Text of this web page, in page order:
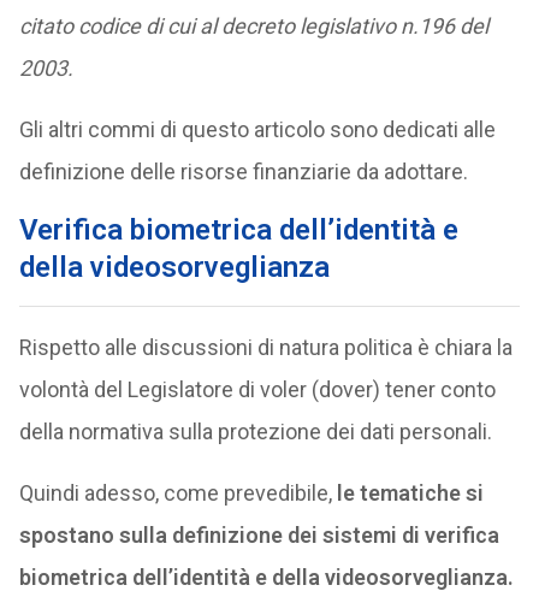
citato codice di cui al decreto legislativo n.196 del
2003.
Gli altri commi di questo articolo sono dedicati alle
definizione delle risorse finanziarie da adottare.
Verifica biometrica dell’identità e
della videosorveglianza
Rispetto alle discussioni di natura politica è chiara la
volontà del Legislatore di voler (dover) tener conto
della normativa sulla protezione dei dati personali.
Quindi adesso, come prevedibile, le tematiche si
spostano sulla definizione dei sistemi di verifica
biometrica dell’identità e della videosorveglianza.